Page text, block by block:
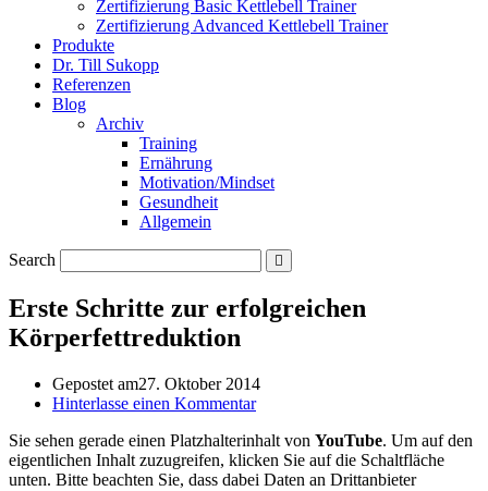
Zertifizierung Basic Kettlebell Trainer
Zertifizierung Advanced Kettlebell Trainer
Produkte
Dr. Till Sukopp
Referenzen
Blog
Archiv
Training
Ernährung
Motivation/Mindset
Gesundheit
Allgemein
Search
Erste Schritte zur erfolgreichen
Körperfettreduktion
Gepostet am27. Oktober 2014
Hinterlasse einen Kommentar
Sie sehen gerade einen Platzhalterinhalt von YouTube. Um auf den
eigentlichen Inhalt zuzugreifen, klicken Sie auf die Schaltfläche
unten. Bitte beachten Sie, dass dabei Daten an Drittanbieter